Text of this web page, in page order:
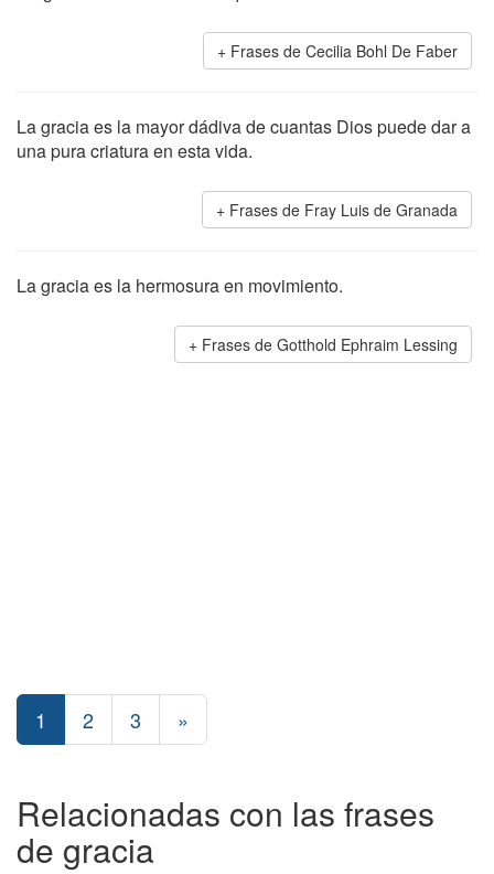
Frases de Cecilia Bohl De Faber
La gracia es la mayor dádiva de cuantas Dios puede dar a
una pura criatura en esta vida.
Frases de Fray Luis de Granada
La gracia es la hermosura en movimiento.
Frases de Gotthold Ephraim Lessing
1 2 3 »
Relacionadas con las frases
de gracia